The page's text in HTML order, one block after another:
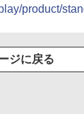
product/
ジに戻る